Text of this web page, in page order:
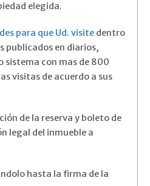
elegida.
para que Ud. visite dentro
publicados en diarios,
sistema con mas de 800
visitas de acuerdo a sus
de la reserva y boleto de
legal del inmueble a
hasta la firma de la